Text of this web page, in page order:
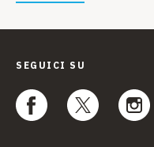
SEGUICI SU